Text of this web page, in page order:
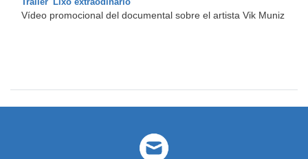
Vídeo promocional del documental sobre el artista Vik Muniz